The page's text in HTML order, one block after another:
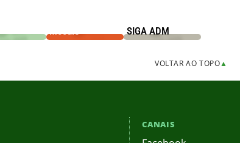
Moodle SIGA ADM
VOLTAR AO TOPO▲
CANAIS